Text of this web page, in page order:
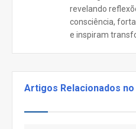
revelando
consciência,
e inspiram
Artigos Relacionados